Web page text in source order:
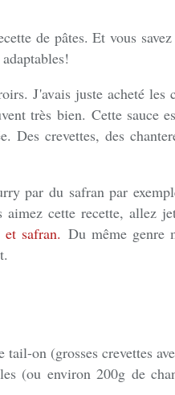
de pâtes. Et vous
J'avais juste acheté les
très bien. Cette sauce
Des crevettes, des
par du safran par
aimez cette recette, allez
safran. Du même genre
tail-on (grosses crevettes
(ou environ 200g de